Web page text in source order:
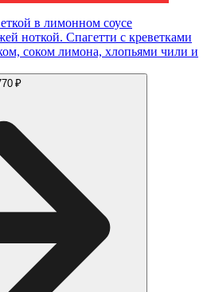
в лимонном соусе
ноткой. Спагетти с креветками
соком лимона, хлопьями чили и
₽